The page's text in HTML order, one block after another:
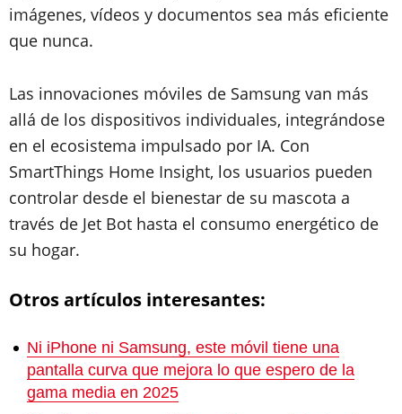
imágenes, vídeos y documentos sea más eficiente
que nunca.
Las innovaciones móviles de Samsung van más
allá de los dispositivos individuales, integrándose
en el ecosistema impulsado por IA. Con
SmartThings Home Insight, los usuarios pueden
controlar desde el bienestar de su mascota a
través de Jet Bot hasta el consumo energético de
su hogar.
Otros artículos interesantes:
Ni iPhone ni Samsung, este móvil tiene una
pantalla curva que mejora lo que espero de la
gama media en 2025